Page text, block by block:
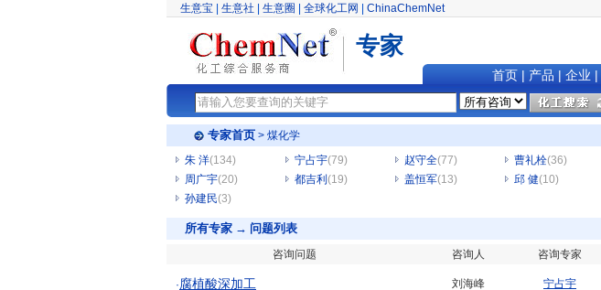
生意宝 生意社 生意圈 全球化工网 ChinaChemNet
专家
首页| 产品 | 企业 |
专家首页 > 煤化学
朱 洋(134) 宁占宇(79) 赵守全(77) 曹礼栓(36)
周广宇(20) 都吉利 (19) 盖恒军(13) 邱 健(10)
孙建民(3)
所有专家 → 问题列表
咨询问题
咨询人 咨询专家
·腐植酸深加工 刘海峰 宁占宇